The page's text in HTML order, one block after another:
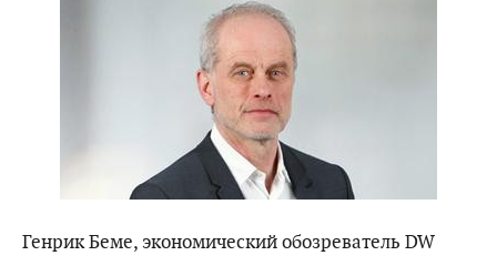
Генрик Беме, экономический обозреватель DW